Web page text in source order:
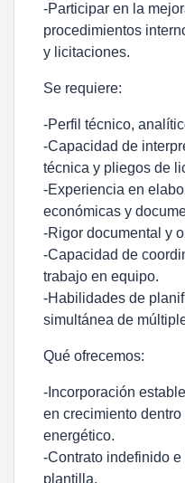
-Participar en la
procedimientos
y licitaciones.
Se requiere:
-Perfil técnico,
-Capacidad de
técnica y pliegos de
-Experiencia en
económicas y
-Rigor documental y
-Capacidad de
trabajo en equipo.
-Habilidades de
simultánea de
Qué ofrecemos:
-Incorporación
en crecimiento
energético.
-Contrato indefinido
plantilla.